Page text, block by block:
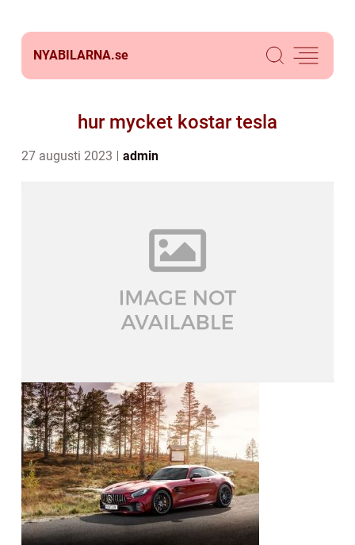
NYABILARNA.se
hur mycket kostar tesla
27 augusti 2023 admin